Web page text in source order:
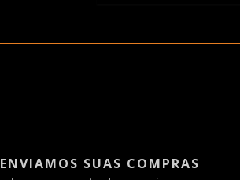
ENVIAMOS SUAS COMPRAS